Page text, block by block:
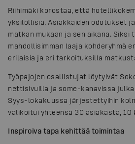
Riihimäki korostaa, että
yksilöllisiä. Asiakkaiden odotukset
matkan mukaan ja sen aikana. Siksi
mahdollisimman laaja kohderyhmä
erilaisia ja eri tarkoituksilla
Työpajojen osallistujat löytyivät
nettisivuilla ja some-kanavissa
Syys-lokakuussa järjestettyihin
valikoitui yhteensä 30 asiakasta, 10
Inspiroiva tapa kehittää toimintaa